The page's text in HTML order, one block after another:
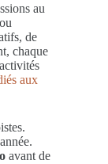
au
de
chaque
aux
avant de